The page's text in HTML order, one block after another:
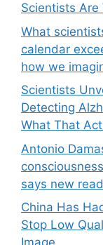
Scientists Are
What
calendar
how we
Scientists
Detecting
What That
Antonio
says new
China Has
Stop Low